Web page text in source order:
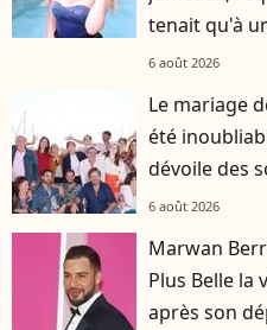
tenait qu'à
6 août 2026
Le mariage
été
dévoile des
6 août 2026
Marwan
Plus Belle la
après son